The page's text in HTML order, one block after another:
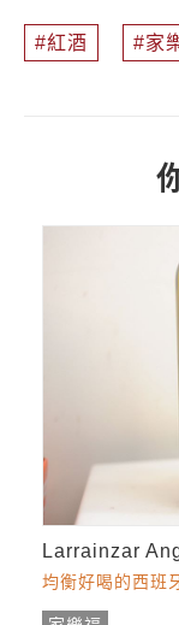
紅酒 家
Larrainzar
均衡好喝的西班